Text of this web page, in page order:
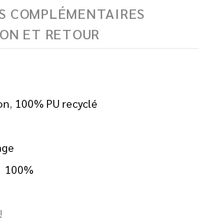
COMPLÉMENTAIRES
ET RETOUR
, 100% PU recyclé
100%